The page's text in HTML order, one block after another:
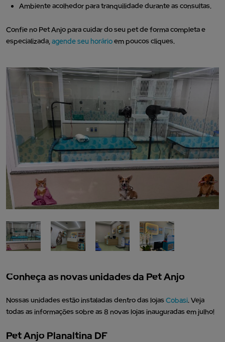
Ambiente acolhedor para tranquilidade durante as consultas.
Confie no Pet Anjo para cuidar do seu pet de forma completa e
especializada,agende seu horárioem poucos cliques.
Conheça as novas unidades da Pet Anjo
Nossas unidades estão instaladas dentro das lojas Cobasi. Veja
todas as informações sobre as 8 novas lojas inauguradas em julho!
Pet Anjo Planaltina DF